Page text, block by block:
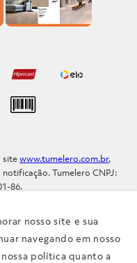
nosso site e sua
navegando em nosso
política quanto a
sitewww.tumelero.com.br,
Tumelero CNPJ:
86.
9290